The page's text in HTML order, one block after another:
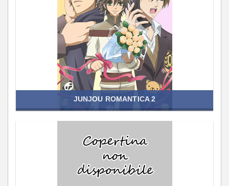
JUNJOU ROMANTICA 2